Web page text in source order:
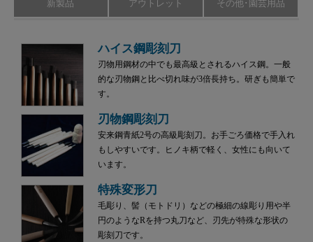
新製品 アウトレット その他･園芸用品
ハイス鋼彫刻刀
刃物用鋼材の中でも最高級とされるハイス鋼。一般
的な刃物鋼と比べ切れ味が3倍長持ち。研ぎも簡単で
す。
刃物鋼彫刻刀
安来鋼青紙2号の高級彫刻刀。お手ごろ価格で手入れ
もしやすいです。ヒノキ柄で軽く、女性にも向いて
います。
特殊変形刀
毛彫り、髻（モトドリ）などの極細の線彫り用や半
円のようなRを持つ丸刀など、刃先が特殊な形状の
彫刻刀です。